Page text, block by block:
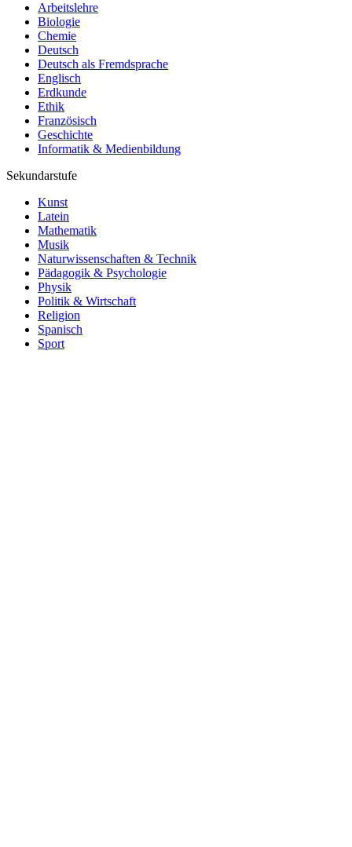
Arbeitslehre
Biologie
Chemie
Deutsch
Deutsch als Fremdsprache
Englisch
Erdkunde
Ethik
Französisch
Geschichte
Informatik & Medienbildung
Sekundarstufe
Kunst
Latein
Mathematik
Musik
Naturwissenschaften & Technik
Pädagogik & Psychologie
Physik
Politik & Wirtschaft
Religion
Spanisch
Sport